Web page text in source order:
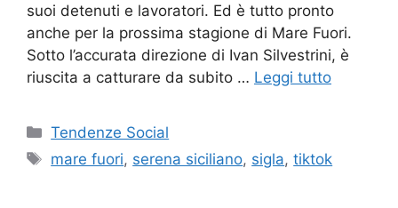
suoi detenuti e lavoratori. Ed è tutto pronto
anche per la prossima stagione di Mare Fuori.
Sotto l’accurata direzione di Ivan Silvestrini, è
riuscita a catturare da subito … Leggi tutto
Categorie
Tendenze Social
Tag
mare fuori, serena siciliano, sigla,tiktok